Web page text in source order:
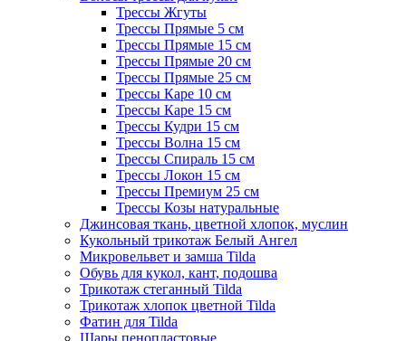
Трессы Жгуты
Трессы Прямые 5 см
Трессы Прямые 15 см
Трессы Прямые 20 см
Трессы Прямые 25 см
Трессы Каре 10 см
Трессы Каре 15 см
Трессы Кудри 15 см
Трессы Волна 15 см
Трессы Спираль 15 см
Трессы Локон 15 см
Трессы Премиум 25 см
Трессы Козы натуральные
Джинсовая ткань, цветной хлопок, муслин
Кукольный трикотаж Белый Ангел
Микровельвет и замша Tilda
Обувь для кукол, кант, подошва
Трикотаж стеганный Tilda
Трикотаж хлопок цветной Tilda
Фатин для Tilda
Шары пенопластовые